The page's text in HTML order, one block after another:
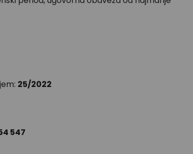
25/2022
547